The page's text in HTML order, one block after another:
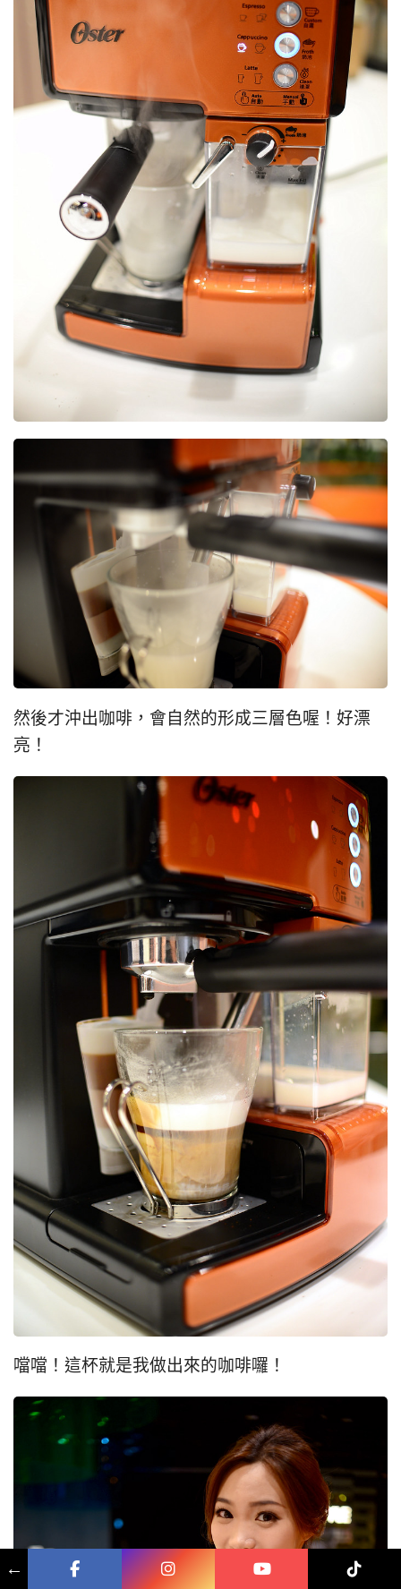
然後才沖出咖啡，會自然的形成三層色喔！好漂
亮！
噹噹！這杯就是我做出來的咖啡囉！
←